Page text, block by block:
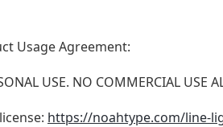
Usage Agreement:
USE. NO COMMERCIAL USE
https://noahtype.com/line-